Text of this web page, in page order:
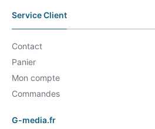
Service Client
Contact
Panier
Mon compte
Commandes
G-media.fr